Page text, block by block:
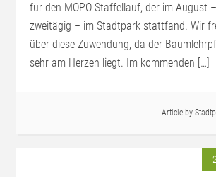
für den MOPO-Staffellauf, der im August
zweitägig – im Stadtpark stattfand. Wir
über diese Zuwendung, da der
sehr am Herzen liegt. Im kommenden […]
Article by